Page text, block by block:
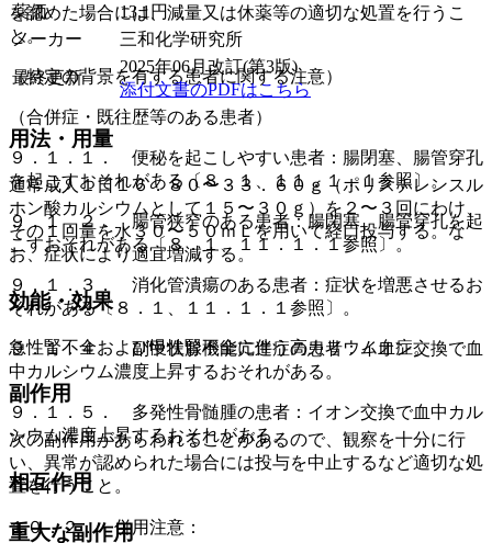
を認めた場合には、減量又は休薬等の適切な処置を行うこ
と。
（特定の背景を有する患者に関する注意）
（合併症・既往歴等のある患者）
９．１．１． 便秘を起こしやすい患者：腸閉塞、腸管穿孔
を起こすおそれがある〔８．１、１１．１．１参照〕。
９．１．２． 腸管狭窄のある患者：腸閉塞、腸管穿孔を起
こすおそれがある〔８．１、１１．１．１参照〕。
９．１．３． 消化管潰瘍のある患者：症状を増悪させるお
それがある〔８．１、１１．１．１参照〕。
９．１．４． 副甲状腺機能亢進症の患者：イオン交換で血
中カルシウム濃度上昇するおそれがある。
９．１．５． 多発性骨髄腫の患者：イオン交換で血中カル
シウム濃度上昇するおそれがある。
相互作用
１０．２． 併用注意：
薬価
13.1 円
メーカー
三和化学研究所
最終更新
2025年06月改訂(第3版)
添付文書のPDFはこちら
用法・用量
通常成人１日１６．８０〜３３．６０ｇ（ポリスチレンスル
ホン酸カルシウムとして１５〜３０ｇ）を２〜３回にわけ、
その１回量を水３０〜５０ｍＬを用いて経口投与する。な
お、症状により適宜増減する。
効能・効果
急性腎不全および慢性腎不全に伴う高カリウム血症。
副作用
次の副作用があらわれることがあるので、観察を十分に行
い、異常が認められた場合には投与を中止するなど適切な処
置を行うこと。
重大な副作用